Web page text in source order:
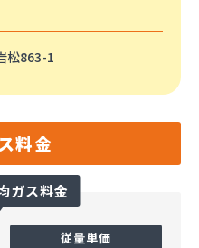
松863-1
料金
ガス料金
従量単価